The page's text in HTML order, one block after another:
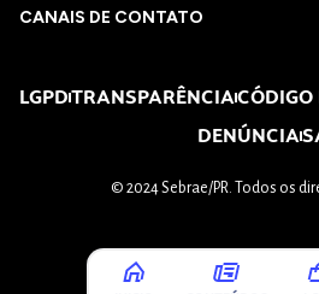
CANAIS DE CONTATO
LGPDTRANSPARÊNCIACÓDIGO
DENÚNCIA
© 2024 Sebrae/PR. Todos os